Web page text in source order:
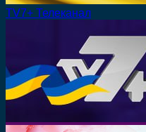
TV7+ Телеканал